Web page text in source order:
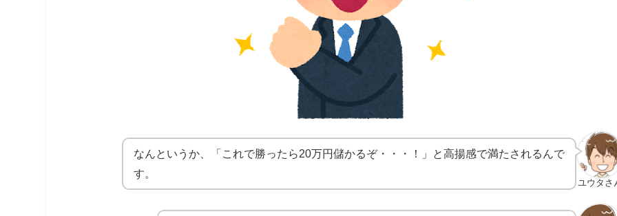
ユウタさ
なんというか、「これで勝ったら20万円儲かるぞ・・・！」と高揚感で満たされるんで
す。